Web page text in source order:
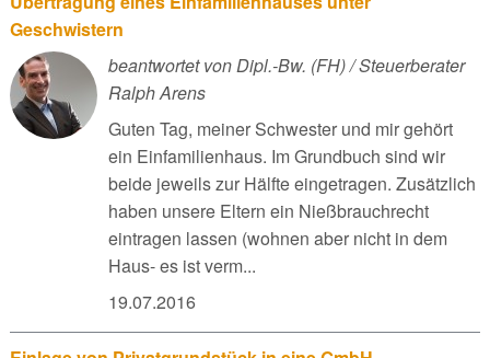
Geschwistern
beantwortet von Dipl.-Bw. (FH) / Steuerberater
Ralph Arens
Guten Tag, meiner Schwester und mir gehört
ein Einfamilienhaus. Im Grundbuch sind wir
beide jeweils zur Hälfte eingetragen. Zusätzlich
haben unsere Eltern ein Nießbrauchrecht
eintragen lassen (wohnen aber nicht in dem
Haus- es ist verm...
19.07.2016